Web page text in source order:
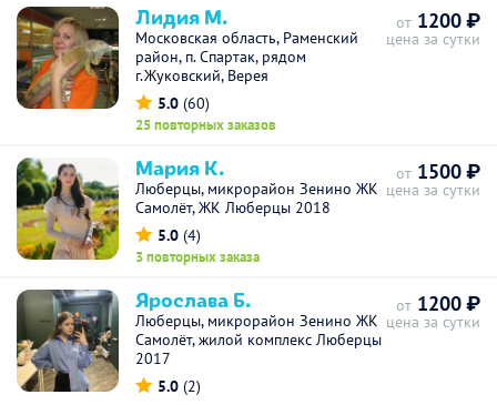
Лидия М.
Московская область, Раменский
район, п. Спартак, рядом
г.Жуковский, Верея
5.0 (60)
25 повторных заказов
от 1200 ₽
цена за сутки
Мария К.
Люберцы, микрорайон Зенино ЖК
Самолёт, ЖК Люберцы 2018
5.0 (4)
3 повторных заказа
от 1500 ₽
цена за сутки
Ярослава Б.
Люберцы, микрорайон Зенино ЖК
Самолёт, жилой комплекс Люберцы
2017
5.0 (2)
от 1200 ₽
цена за сутки